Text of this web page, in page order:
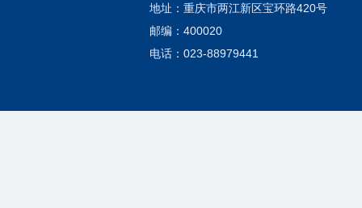
地址：重庆市两江新区宝环路420号
邮编：400020
电话：023-88979441